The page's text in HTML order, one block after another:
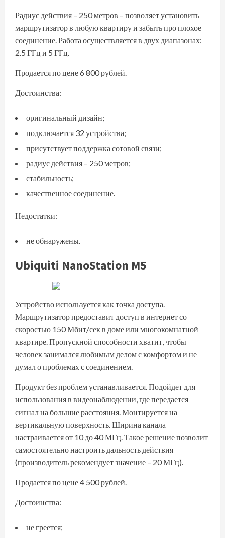
Радиус действия – 250 метров – позволяет установить
маршрутизатор в любую квартиру и забыть про плохое
соединение. Работа осуществляется в двух диапазонах:
2.5 ГГц и 5 ГГц.
Продается по цене 6 800 рублей.
Достоинства:
оригинальный дизайн;
подключается 32 устройства;
присутствует поддержка сотовой связи;
радиус действия – 250 метров;
стабильность;
качественное соединение.
Недостатки:
не обнаружены.
Ubiquiti NanoStation M5
Устройство используется как точка доступа.
Маршрутизатор предоставит доступ в интернет со
скоростью 150 Мбит/сек в доме или многокомнатной
квартире. Пропускной способности хватит, чтобы
человек занимался любимым делом с комфортом и не
думал о проблемах с соединением.
Продукт без проблем устанавливается. Подойдет для
использования в видеонаблюдении, где передается
сигнал на большие расстояния. Монтируется на
вертикальную поверхность. Ширина канала
настраивается от 10 до 40 МГц. Такое решение позволит
самостоятельно настроить дальность действия
(производитель рекомендует значение – 20 МГц).
Продается по цене 4 500 рублей.
Достоинства:
не греется;